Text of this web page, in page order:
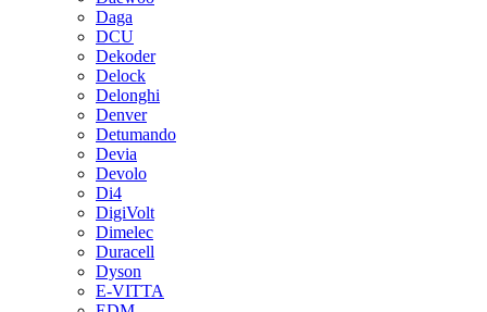
Daga
DCU
Dekoder
Delock
Delonghi
Denver
Detumando
Devia
Devolo
Di4
DigiVolt
Dimelec
Duracell
Dyson
E-VITTA